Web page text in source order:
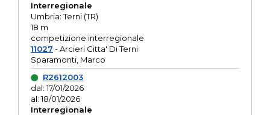
Interregionale
Umbria: Terni (TR)
18 m
competizione interregionale
11027 - Arcieri Citta' Di Terni
Sparamonti, Marco
R2612003
dal: 17/01/2026
al: 18/01/2026
Interregionale